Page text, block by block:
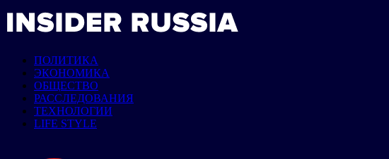
ПОЛИТИКА
ЭКОНОМИКА
ОБЩЕСТВО
РАССЛЕДОВАНИЯ
ТЕХНОЛОГИИ
LIFE STYLE